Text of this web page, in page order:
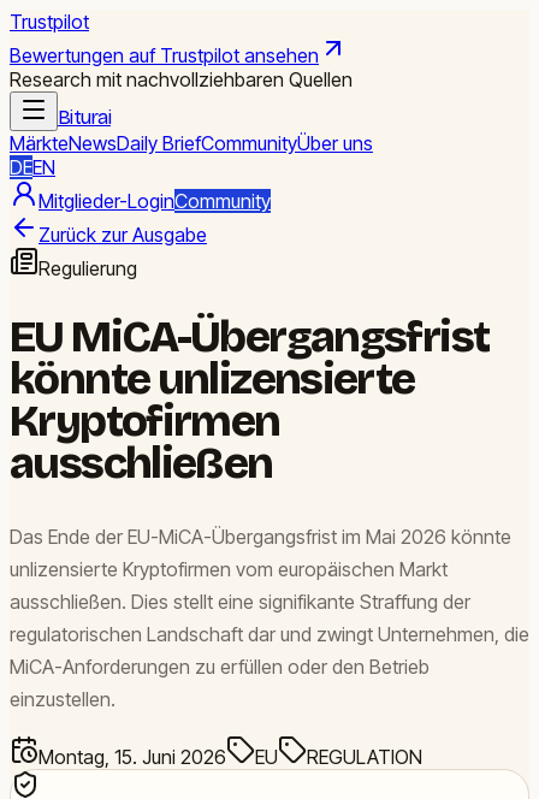
Trustpilot
Bewertungen auf Trustpilot ansehen
Research mit nachvollziehbaren Quellen
Biturai
MärkteNewsDaily BriefCommunityÜber uns
DEEN
Mitglieder-LoginCommunity
Zurück zur Ausgabe
Regulierung
EU MiCA-Übergangsfrist
könnte unlizensierte
Kryptofirmen
ausschließen
Das Ende der EU-MiCA-Übergangsfrist im Mai 2026 könnte
unlizensierte Kryptofirmen vom europäischen Markt
ausschließen. Dies stellt eine signifikante Straffung der
regulatorischen Landschaft dar und zwingt Unternehmen, die
MiCA-Anforderungen zu erfüllen oder den Betrieb
einzustellen.
Montag, 15. Juni 2026 EU REGULATION